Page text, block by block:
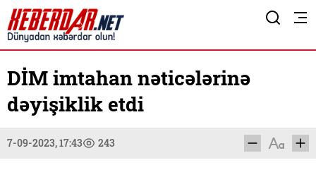
DİM imtahan nəticələrinə
dəyişiklik etdi
7-09-2023, 17:43 243